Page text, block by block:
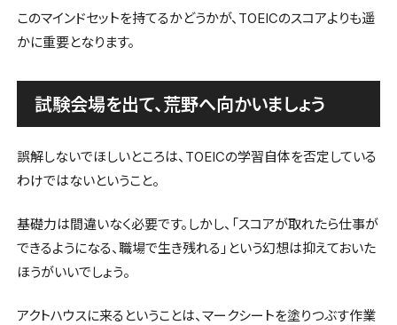
このマインドセットを持てるかどうかが、TOEICのスコアよりも遥
かに重要となります。
試験会場を出て、荒野へ向かいましょう
誤解しないでほしいところは、TOEICの学習自体を否定している
わけではないということ。
基礎力は間違いなく必要です。しかし、「スコアが取れたら仕事が
できるようになる、職場で生き残れる」という幻想は抑えておいた
ほうがいいでしょう。
アクトハウスに来るということは、マークシートを塗りつぶす作業